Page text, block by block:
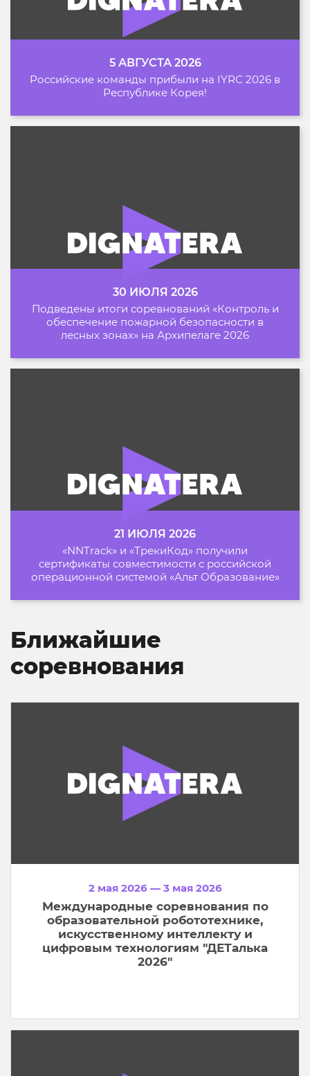
5 АВГУСТА 2026
Российские команды прибыли на IYRC 2026 в
Республике Корея!
30 ИЮЛЯ 2026
Подведены итоги соревнований «Контроль и
обеспечение пожарной безопасности в
лесных зонах» на Архипелаге 2026
21 ИЮЛЯ 2026
«NNTrack» и «ТрекиКод» получили
сертификаты совместимости с российской
операционной системой «Альт Образование»
Ближайшие
соревнования
2 мая 2026 — 3 мая 2026
Международные соревнования по
образовательной робототехнике,
искусственному интеллекту и
цифровым технологиям "ДЕТалька
2026"